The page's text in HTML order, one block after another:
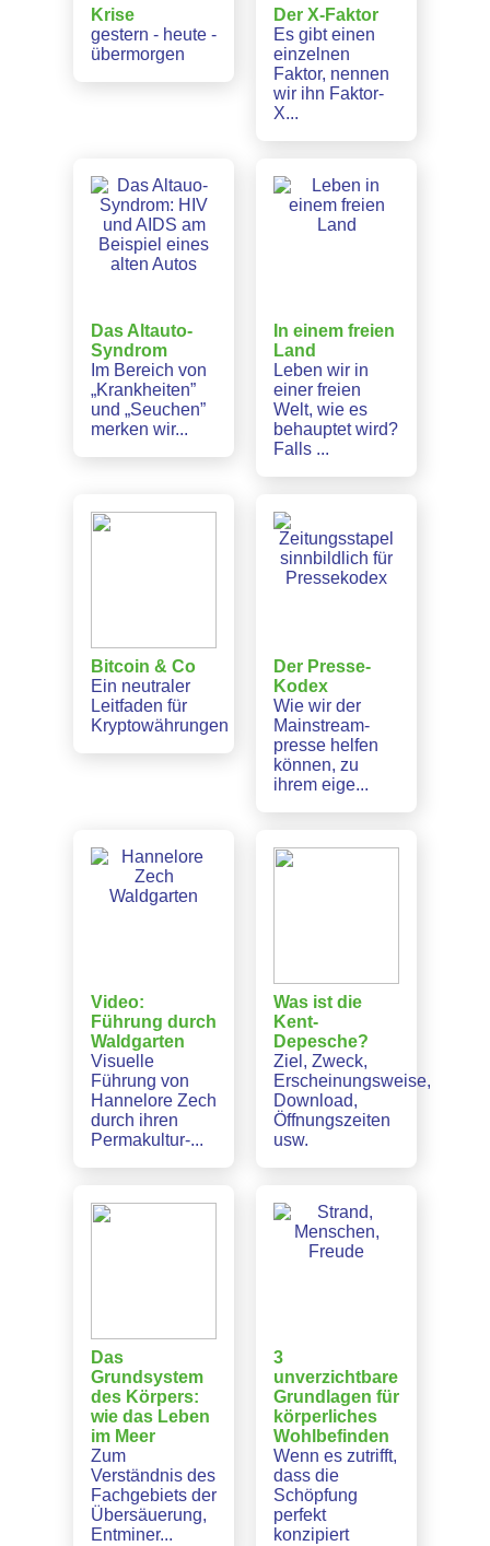
Krise
gestern - heute -
übermorgen
Der X-Faktor
Es gibt einen
einzelnen
Faktor, nennen
wir ihn Faktor-
X...
Das Altauto-
Syndrom
Im Bereich von
„Krankheiten”
und „Seuchen”
merken wir...
In einem freien
Land
Leben wir in
einer freien
Welt, wie es
behauptet wird?
Falls ...
Bitcoin & Co
Ein neutraler
Leitfaden für
Kryptowährungen
Der Presse-
Kodex
Wie wir der
Mainstream-
presse helfen
können, zu
ihrem eige...
Video:
Führung durch
Waldgarten
Visuelle
Führung von
Hannelore Zech
durch ihren
Permakultur-...
Was ist die
Kent-
Depesche?
Ziel, Zweck,
Erscheinungsweise,
Download,
Öffnungszeiten
usw.
Das
Grundsystem
des Körpers:
wie das Leben
im Meer
Zum
Verständnis des
Fachgebiets der
Übersäuerung,
Entminer...
3
unverzichtbare
Grundlagen für
körperliches
Wohlbefinden
Wenn es zutrifft,
dass die
Schöpfung
perfekt
konzipiert